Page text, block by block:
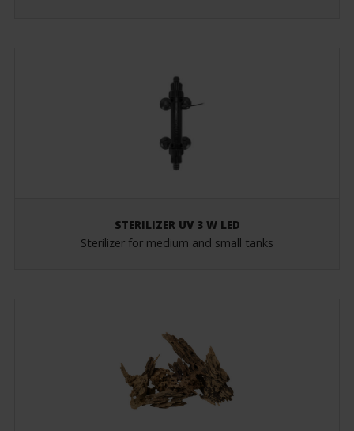
STERILIZER UV 3 W LED
Sterilizer for medium and small tanks